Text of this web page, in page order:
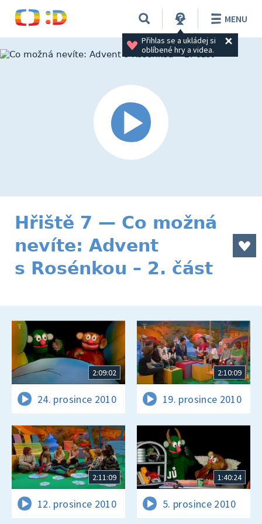
Přihlas se a ukládej si
oblíbené hry a videa.
MENU
Hřiště 7 — Co možná
nevíte: Advent
s Rosénkou – 2. část
2:09:02
24. prosince 2010
2:10:09
19. prosince 2010
2:11:09
12. prosince 2010
1:40:24
5. prosince 2010